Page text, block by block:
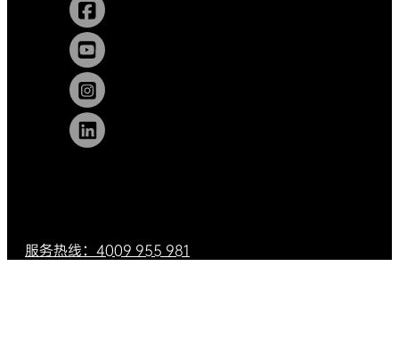
服务热线：4009 955 981